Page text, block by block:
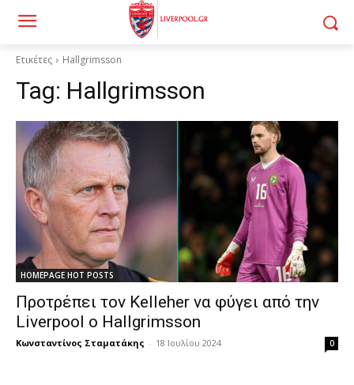
Ετικέτες Hallgrimsson
Tag: Hallgrimsson
HOMEPAGE HOT POSTS
Προτρέπει τον Kelleher να φύγει από την
Liverpool ο Hallgrimsson
Κωνσταντίνος Σταματάκης - 18 Ιουλίου 2024 0